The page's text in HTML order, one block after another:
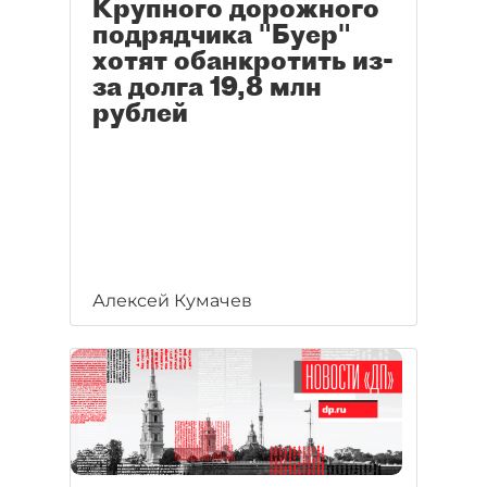
Крупного дорожного
подрядчика "Буер"
хотят обанкротить из-
за долга 19,8 млн
рублей
Алексей Кумачев